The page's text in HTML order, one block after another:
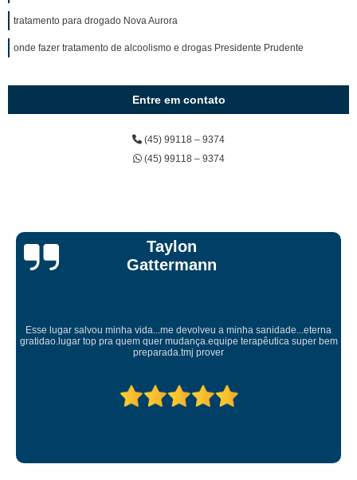
tratamento para drogado Nova Aurora
onde fazer tratamento de alcoolismo e drogas Presidente Prudente
Entre em contato
(45) 99118 – 9374
(45) 99118 – 9374
Taylon
Gattermann
Esse lugar salvou minha vida...me devolveu a minha sanidade...eterna
gratidao.lugar top pra quem quer mudança.equipe terapêutica super bem
preparada.tmj prover